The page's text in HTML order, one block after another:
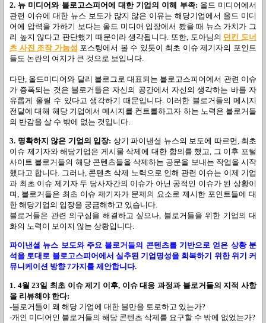
2. 뉴 미디어와 블로고스피어에 대한 기업의 이해 부족: 올드 미디어에서
관련 이슈에 대한 뉴스 보도가 많지 않은 이유는 해당기업에서 올드 미디
어에 압력을 가하기 보다는 올드 미디어 입장에서 봤을 때 뉴스 가치가 그
리 높지 않다고 판단했기 때문이라 생각됩니다. 또한, 도아님의 던킨 도너
츠 사진 조작 가능성 포스팅에서 볼 수 있듯이 최초 이슈 제기자의 포인트
들도 논란의 여지가 큰 것으로 보입니다.
다만, 올드미디어와 달리 블로그로 대표되는 블로고스피어에서 관련 이슈
가 증폭되는 것은 블로거들은 자신의 공간에서 자신의 생각하는 바를 자
유롭게 올릴 수 있다고 생각하기 때문입니다. 이러한 블로거들의 메시지
전달에 대해 해당 기업에서 메시지를 컨트롤하고자 하는 노력은 블로거들
의 반감을 살 수 밖에 없는 것입니다.
3. 명확하지 않은 기업의 입장: 상기 파이낸셜 뉴스의 보도에 따르면, 최초
이슈 제기자와 해당기업은 게시물 삭제에 대한 합의를 했고, 그 이후 포털
사이트 블로거들의 해당 콘텐츠들을 삭제하는 공문을 보내는 작업을 시작
했다고 합니다. 그러나, 콘텐츠 삭제 노력으로 인해 관련 이슈는 이제 기업
과 최초 이슈 제기자 두 당사자간의 이슈가 아닌 공적인 이슈가 된 상황이
며, 블로거들은 최초 이슈 제기자가 문제의 요소로 제시한 포인트들에 대
한 해당기업의 입장을 궁금해하고 있습니다.
블로거들은 관련 의구심을 해결하고 싶으나, 블로거들을 위한 기업의 대
화의 노력이 보이지 않는 상황입니다.
파이낸셜 뉴스 보도와 주요 블로거들의 콘텐츠를 기반으로 얻은 상황 분
석을 토대로 블로고스피어에서 실추된 기업명성을 회복하기 위한 위기 커
뮤니케이션 방향 7가지를 제안합니다.
1. 4월 23일 최초 이슈 제기 이후, 이슈 대응 과정과 블로거들의 지적 사항
을 리뷰해야 한다:
-블로거들이 왜 해당 기업에 대한 불만을 토로하고 있는가?
-개인 미디어인 블로거들의 해당 콘텐츠 삭제를 요구할 수 밖에 없었는가?